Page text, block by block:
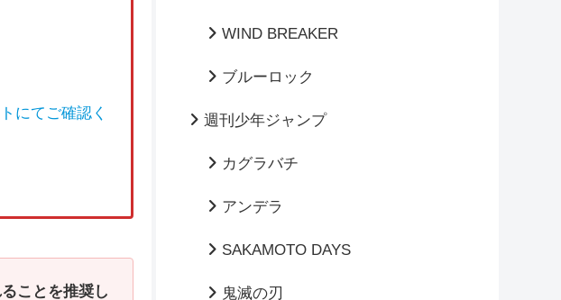
にてご確認く
ことを推奨し
WIND BREAKER
ブルーロック
週刊少年ジャンプ
カグラバチ
アンデラ
SAKAMOTO DAYS
鬼滅の刃